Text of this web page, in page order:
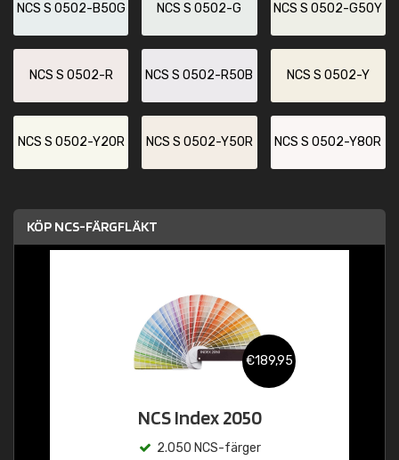
NCS S 0502-B50G NCS S 0502-G NCS S 0502-G50Y
NCS S 0502-R NCS S 0502-R50B NCS S 0502-Y
NCS S 0502-Y20R NCS S 0502-Y50R NCS S 0502-Y80R
KÖP NCS-FÄRGFLÄKT
€189,95
NCS Index 2050
2.050 NCS-färger